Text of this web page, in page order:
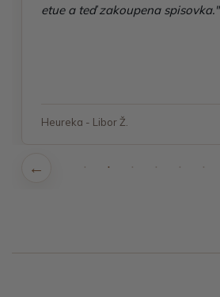
etue a teď zakoupena spisovka."
Heureka - Libor Ž.